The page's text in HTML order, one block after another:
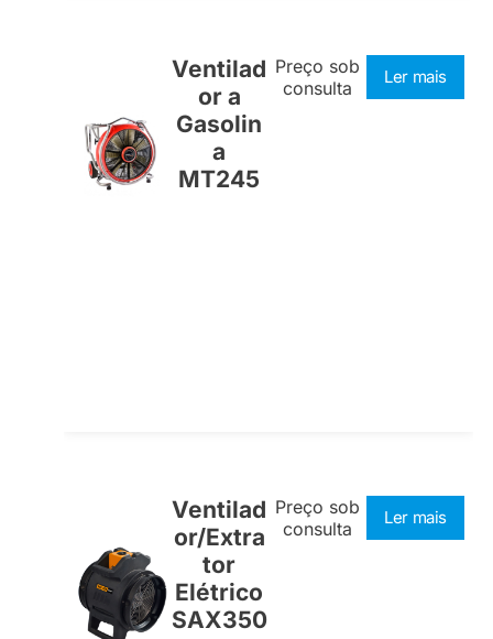
Ventilad
or a
Gasolin
a
MT245
Preço sob
consulta
Ler mais
Ventilad
or/Extra
tor
Elétrico
SAX350
Preço sob
consulta
Ler mais